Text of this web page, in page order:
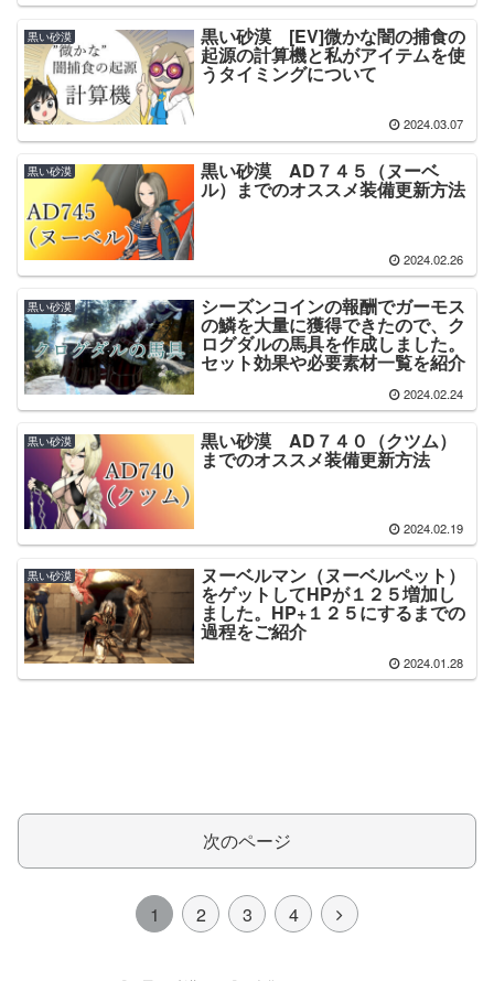
黒い砂漠 黒い砂漠 [EV]微かな闇の捕食の
起源の計算機と私がアイテムを使
うタイミングについて
2024.03.07
黒い砂漠 黒い砂漠 AD７４５（ヌーベ
ル）までのオススメ装備更新方法
2024.02.26
黒い砂漠 シーズンコインの報酬でガーモス
の鱗を大量に獲得できたので、ク
ログダルの馬具を作成しました。
セット効果や必要素材一覧を紹介
2024.02.24
黒い砂漠 黒い砂漠 AD７４０（クツム）
までのオススメ装備更新方法
2024.02.19
黒い砂漠 ヌーベルマン（ヌーベルペット）
をゲットしてHPが１２５増加し
ました。HP+１２５にするまでの
過程をご紹介
2024.01.28
次のページ
1 2 3 4